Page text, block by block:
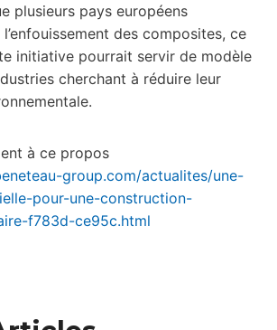
plusieurs pays européens
des composites, ce
initiative pourrait servir de modèle
cherchant à réduire leur
à ce propos
group.com/actualites/une-
pour-une-construction-
f783d-ce95c.html